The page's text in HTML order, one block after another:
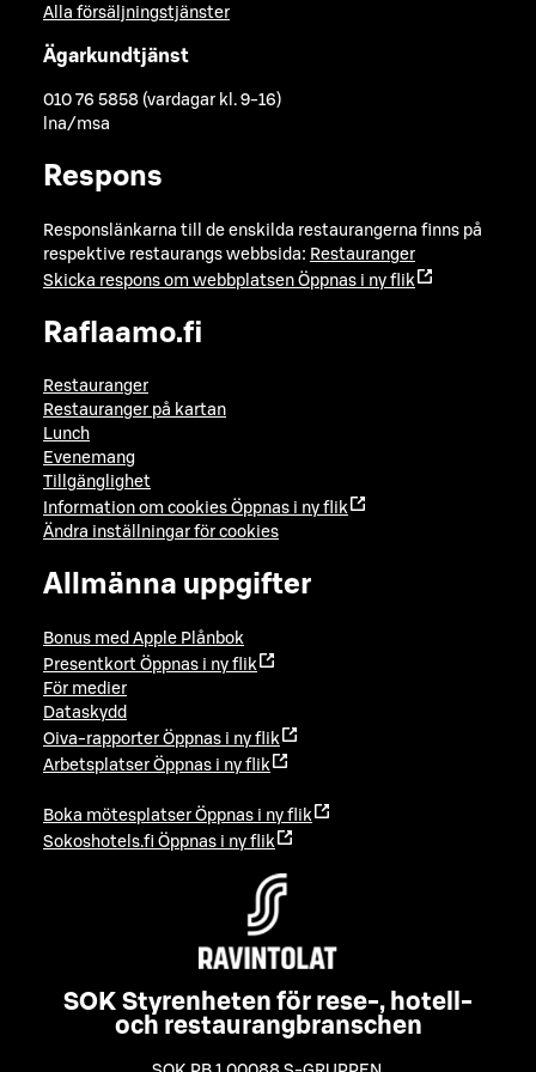
Alla försäljningstjänster
Ägarkundtjänst
010 76 5858 (vardagar kl. 9-16)
lna/msa
Respons
Responslänkarna till de enskilda restaurangerna finns på
respektive restaurangs webbsida: Restauranger
Skicka respons om webbplatsen Öppnas i ny flik
Raflaamo.fi
Restauranger
Restauranger på kartan
Lunch
Evenemang
Tillgänglighet
Information om cookies Öppnas i ny flik
Ändra inställningar för cookies
Allmänna uppgifter
Bonus med Apple Plånbok
Presentkort Öppnas i ny flik
För medier
Dataskydd
Oiva-rapporter Öppnas i ny flik
Arbetsplatser Öppnas i ny flik
Boka mötesplatser Öppnas i ny flik
Sokoshotels.fi Öppnas i ny flik
SOK Styrenheten för rese-, hotell-
och restaurangbranschen